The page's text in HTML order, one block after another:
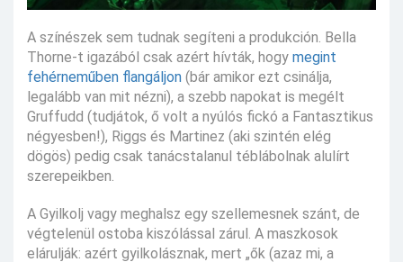
A színészek sem tudnak segíteni a produkción. Bella
Thorne-t igazából csak azért hívták, hogy megint
fehérneműben flangáljon (bár amikor ezt csinálja,
legalább van mit nézni), a szebb napokat is megélt
Gruffudd (tudjátok, ő volt a nyúlós fickó a Fantasztikus
négyesben!), Riggs és Martinez (aki szintén elég
dögös) pedig csak tanácstalanul téblábolnak alulírt
szerepeikben.
A Gyilkolj vagy meghalsz egy szellemesnek szánt, de
végtelenül ostoba kiszólással zárul. A maszkosok
elárulják: azért gyilkolásznak, mert „ők (azaz mi, a